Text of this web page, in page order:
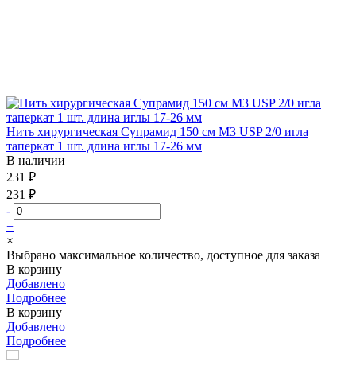
Нить хирургическая Супрамид 150 см М3 USP 2/0 игла
таперкат 1 шт. длина иглы 17-26 мм
В наличии
231 ₽
231 ₽
-
+
×
Выбрано максимальное количество, доступное для заказа
В корзину
Добавлено
Подробнее
В корзину
Добавлено
Подробнее